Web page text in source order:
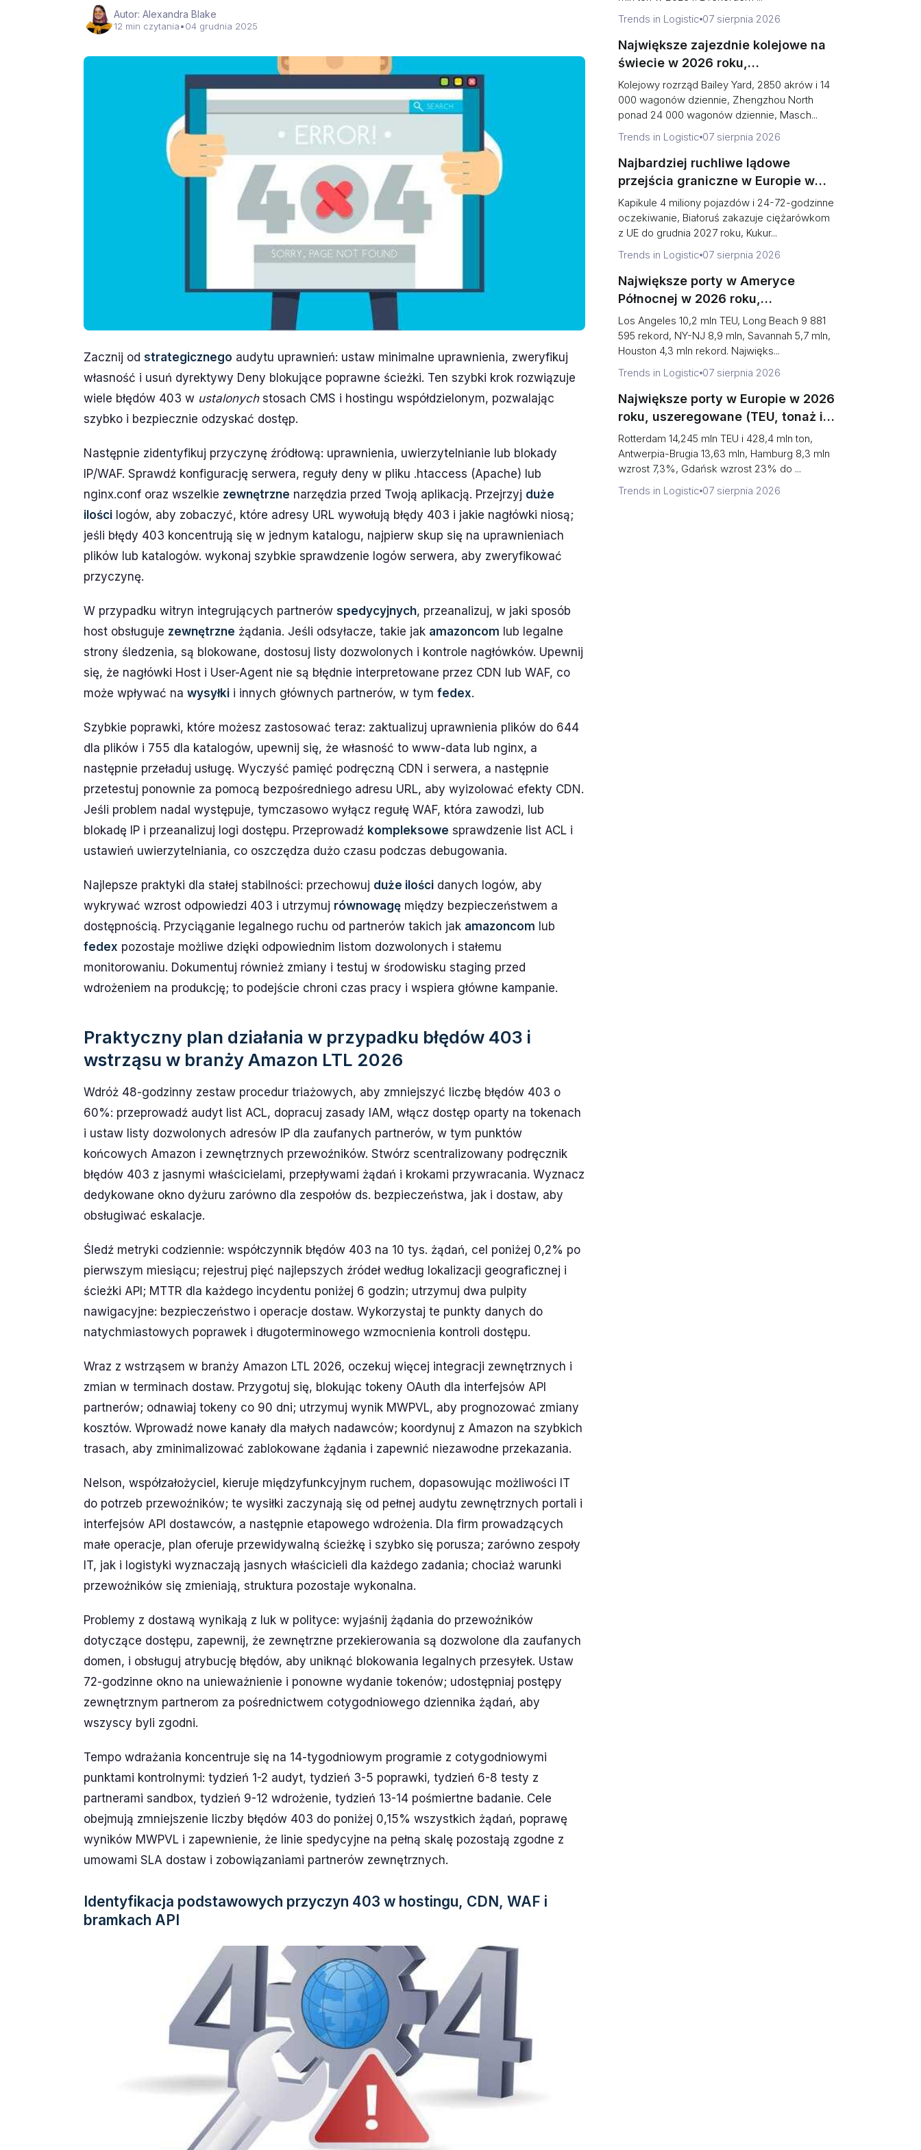
Autor: Alexandra Blake
12 min czytania•04 grudnia 2025
Zacznij od strategicznego audytu uprawnień: ustaw minimalne uprawnienia, zweryfikuj
własność i usuń dyrektywy Deny blokujące poprawne ścieżki. Ten szybki krok rozwiązuje
wiele błędów 403 w ustalonychstosach CMS i hostingu współdzielonym, pozwalając
szybko i bezpiecznie odzyskać dostęp.
Następnie zidentyfikuj przyczynę źródłową: uprawnienia, uwierzytelnianie lub blokady
IP/WAF. Sprawdź konfigurację serwera, reguły deny w pliku .htaccess (Apache) lub
nginx.conf oraz wszelkie zewnętrzne narzędzia przed Twoją aplikacją. Przejrzyj duże
ilości logów, aby zobaczyć, które adresy URL wywołują błędy 403 i jakie nagłówki niosą;
jeśli błędy 403 koncentrują się w jednym katalogu, najpierw skup się na uprawnieniach
plików lub katalogów. wykonaj szybkie sprawdzenie logów serwera, aby zweryfikować
przyczynę.
W przypadku witryn integrujących partnerów spedycyjnych, przeanalizuj, w jaki sposób
host obsługuje zewnętrzne żądania. Jeśli odsyłacze, takie jak amazoncom lub legalne
strony śledzenia, są blokowane, dostosuj listy dozwolonych i kontrole nagłówków. Upewnij
się, że nagłówki Host i User-Agent nie są błędnie interpretowane przez CDN lub WAF, co
może wpływać na wysyłki i innych głównych partnerów, w tym fedex.
Szybkie poprawki, które możesz zastosować teraz: zaktualizuj uprawnienia plików do 644
dla plików i 755 dla katalogów, upewnij się, że własność to www-data lub nginx, a
następnie przeładuj usługę. Wyczyść pamięć podręczną CDN i serwera, a następnie
przetestuj ponownie za pomocą bezpośredniego adresu URL, aby wyizolować efekty CDN.
Jeśli problem nadal występuje, tymczasowo wyłącz regułę WAF, która zawodzi, lub
blokadę IP i przeanalizuj logi dostępu. Przeprowadź kompleksowe sprawdzenie list ACL i
ustawień uwierzytelniania, co oszczędza dużo czasu podczas debugowania.
Najlepsze praktyki dla stałej stabilności: przechowuj duże ilości danych logów, aby
wykrywać wzrost odpowiedzi 403 i utrzymuj równowagę między bezpieczeństwem a
dostępnością. Przyciąganie legalnego ruchu od partnerów takich jak amazoncom lub
fedex pozostaje możliwe dzięki odpowiednim listom dozwolonych i stałemu
monitorowaniu. Dokumentuj również zmiany i testuj w środowisku staging przed
wdrożeniem na produkcję; to podejście chroni czas pracy i wspiera główne kampanie.
Praktyczny plan działania w przypadku błędów 403 i
wstrząsu w branży Amazon LTL 2026
Wdróż 48-godzinny zestaw procedur triażowych, aby zmniejszyć liczbę błędów 403 o
60%: przeprowadź audyt list ACL, dopracuj zasady IAM, włącz dostęp oparty na tokenach
i ustaw listy dozwolonych adresów IP dla zaufanych partnerów, w tym punktów
końcowych Amazon i zewnętrznych przewoźników. Stwórz scentralizowany podręcznik
błędów 403 z jasnymi właścicielami, przepływami żądań i krokami przywracania. Wyznacz
dedykowane okno dyżuru zarówno dla zespołów ds. bezpieczeństwa, jak i dostaw, aby
obsługiwać eskalacje.
Śledź metryki codziennie: współczynnik błędów 403 na 10 tys. żądań, cel poniżej 0,2% po
pierwszym miesiącu; rejestruj pięć najlepszych źródeł według lokalizacji geograficznej i
ścieżki API; MTTR dla każdego incydentu poniżej 6 godzin; utrzymuj dwa pulpity
nawigacyjne: bezpieczeństwo i operacje dostaw. Wykorzystaj te punkty danych do
natychmiastowych poprawek i długoterminowego wzmocnienia kontroli dostępu.
Wraz z wstrząsem w branży Amazon LTL 2026, oczekuj więcej integracji zewnętrznych i
zmian w terminach dostaw. Przygotuj się, blokując tokeny OAuth dla interfejsów API
partnerów; odnawiaj tokeny co 90 dni; utrzymuj wynik MWPVL, aby prognozować zmiany
kosztów. Wprowadź nowe kanały dla małych nadawców; koordynuj z Amazon na szybkich
trasach, aby zminimalizować zablokowane żądania i zapewnić niezawodne przekazania.
Nelson, współzałożyciel, kieruje międzyfunkcyjnym ruchem, dopasowując możliwości IT
do potrzeb przewoźników; te wysiłki zaczynają się od pełnej audytu zewnętrznych portali i
interfejsów API dostawców, a następnie etapowego wdrożenia. Dla firm prowadzących
małe operacje, plan oferuje przewidywalną ścieżkę i szybko się porusza; zarówno zespoły
IT, jak i logistyki wyznaczają jasnych właścicieli dla każdego zadania; chociaż warunki
przewoźników się zmieniają, struktura pozostaje wykonalna.
Problemy z dostawą wynikają z luk w polityce: wyjaśnij żądania do przewoźników
dotyczące dostępu, zapewnij, że zewnętrzne przekierowania są dozwolone dla zaufanych
domen, i obsługuj atrybucję błędów, aby uniknąć blokowania legalnych przesyłek. Ustaw
72-godzinne okno na unieważnienie i ponowne wydanie tokenów; udostępniaj postępy
zewnętrznym partnerom za pośrednictwem cotygodniowego dziennika żądań, aby
wszyscy byli zgodni.
Tempo wdrażania koncentruje się na 14-tygodniowym programie z cotygodniowymi
punktami kontrolnymi: tydzień 1-2 audyt, tydzień 3-5 poprawki, tydzień 6-8 testy z
partnerami sandbox, tydzień 9-12 wdrożenie, tydzień 13-14 pośmiertne badanie. Cele
obejmują zmniejszenie liczby błędów 403 do poniżej 0,15% wszystkich żądań, poprawę
wyników MWPVL i zapewnienie, że linie spedycyjne na pełną skalę pozostają zgodne z
umowami SLA dostaw i zobowiązaniami partnerów zewnętrznych.
Identyfikacja podstawowych przyczyn 403 w hostingu, CDN, WAF i
bramkach API
Trends in Logistic 07 sierpnia 2026
Największe zajezdnie kolejowe na
świecie w 2026 roku,
uszeregowane (akry kontra wagony
dziennie)
Kolejowy rozrząd Bailey Yard, 2850 akrów i 14
000 wagonów dziennie, Zhengzhou North
ponad 24 000 wagonów dziennie, Masch...
Trends in Logistic 07 sierpnia 2026
Najbardziej ruchliwe lądowe
przejścia graniczne w Europie w
2026 roku (i dlaczego wschodnia
granica skurczyła się do jednej
bramy)
Kapikule 4 miliony pojazdów i 24-72-godzinne
oczekiwanie, Białoruś zakazuje ciężarówkom
z UE do grudnia 2027 roku, Kukur...
Trends in Logistic 07 sierpnia 2026
Największe porty w Ameryce
Północnej w 2026 roku,
uszeregowane (Dlaczego dwa
pierwsze to tak naprawdę jeden
port)
Los Angeles 10,2 mln TEU, Long Beach 9 881
595 rekord, NY-NJ 8,9 mln, Savannah 5,7 mln,
Houston 4,3 mln rekord. Najwięks...
Trends in Logistic 07 sierpnia 2026
Największe porty w Europie w 2026
roku, uszeregowane (TEU, tonaż i
co kryje się za każdą liczbą)
Rotterdam 14,245 mln TEU i 428,4 mln ton,
Antwerpia-Brugia 13,63 mln, Hamburg 8,3 mln
wzrost 7,3%, Gdańsk wzrost 23% do ...
Trends in Logistic 07 sierpnia 2026